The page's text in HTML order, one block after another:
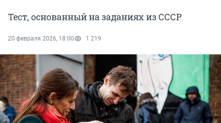
Тест, основанный на заданиях из СССР
20 февраля 2026, 18:00 1 219